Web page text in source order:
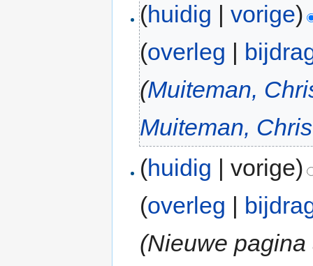
(huidig |vorige)
(overleg
(Muiteman,
Muiteman,
(huidig | vorige)
(overleg |
(Nieuwe